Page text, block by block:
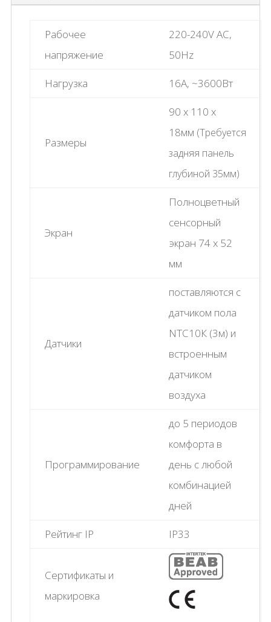
Рабочее
напряжение
220-240V AC,
50Hz
Нагрузка 16A, ~3600Вт
Размеры
90 x 110 x
18мм (Требуется
задняя панель
глубиной 35мм)
Экран
Полноцветный
сенсорный
экран 74 х 52
мм
Датчики
поставляются с
датчиком пола
NTC10К (3м) и
встроенным
датчиком
воздуха
Программирование
до 5 периодов
комфорта в
день с любой
комбинацией
дней
Рейтинг IP IP33
Сертификаты и
маркировка